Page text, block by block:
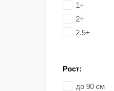
1+
2+
2.5+
Рост:
до 90 см